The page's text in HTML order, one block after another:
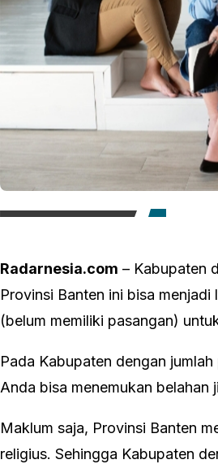
Radarnesia.com – Kabupaten
Provinsi Banten ini bisa
(belum memiliki pasangan)
Pada Kabupaten dengan
Anda bisa menemukan belahan
Maklum saja, Provinsi Banten
religius. Sehingga Kabupaten